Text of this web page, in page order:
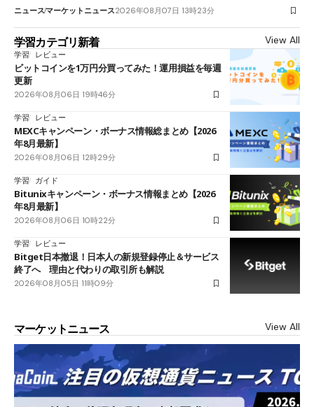
ニュースマーケットニュース2026年08月07日 13時23分
学習カテゴリ新着 View All
学習 レビュー
ビットコインを1万円分買ってみた！運用損益を毎週
更新
2026年08月06日 19時46分
学習 レビュー
MEXCキャンペーン・ボーナス情報総まとめ【2026
年8月最新】
2026年08月06日 12時29分
学習 ガイド
Bitunixキャンペーン・ボーナス情報まとめ【2026
年8月最新】
2026年08月06日 10時22分
学習 レビュー
Bitget日本撤退！日本人の新規登録停止＆サービス
終了へ 理由と代わりの取引所も解説
2026年08月05日 11時09分
マーケットニュース View All